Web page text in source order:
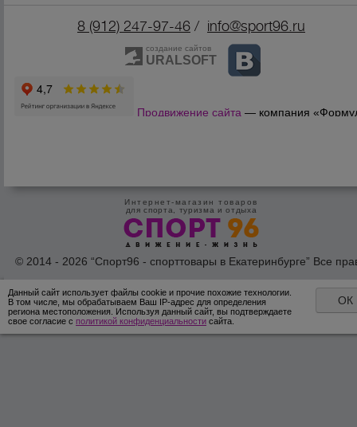
8 (912) 247-97-46 / info@sport96.ru
создание сайтов
URALSOFT
Продвижение сайта — компания
Интернет-магазин товаров
для спорта, туризма и отдыха
© 2014 - 2026 “Спорт96 - спорттовары в Екатеринбурге” Все
Данный сайт использует файлы cookie и прочие похожие технологии.
В том числе, мы обрабатываем Ваш IP-адрес для определения
региона местоположения. Используя данный сайт, вы подтверждаете
свое согласие с политикой конфиденциальности сайта.
ОК